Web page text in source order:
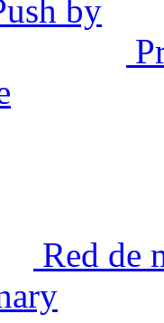
Red de